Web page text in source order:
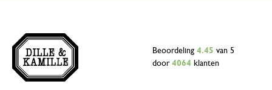
Beoordeling 4.45 van 5
door 4064 klanten